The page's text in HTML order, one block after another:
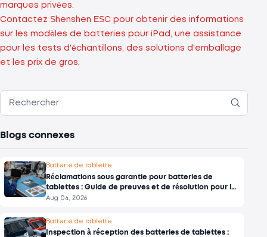
marques privées.
Contactez Shenshen ESC pour obtenir des informations
sur les modèles de batteries pour iPad, une assistance
pour les tests d'échantillons, des solutions d'emballage
et les prix de gros.
Blogs connexes
Batterie de tablette
Réclamations sous garantie pour batteries de
tablettes : Guide de preuves et de résolution pour les
entreprises
Aug 04, 2026
Batterie de tablette
Inspection à réception des batteries de tablettes :